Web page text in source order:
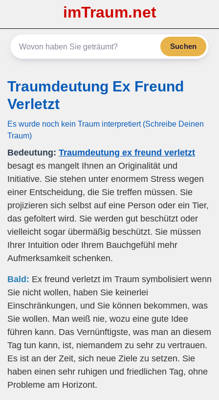
imTraum.net
Suchen
Traumdeutung Ex Freund
Verletzt
Es wurde noch kein Traum interpretiert (Schreibe Deinen
Traum)
Bedeutung: Traumdeutung ex freund verletzt
besagt es mangelt Ihnen an Originalität und
Initiative. Sie stehen unter enormem Stress wegen
einer Entscheidung, die Sie treffen müssen. Sie
projizieren sich selbst auf eine Person oder ein Tier,
das gefoltert wird. Sie werden gut beschützt oder
vielleicht sogar übermäßig beschützt. Sie müssen
Ihrer Intuition oder Ihrem Bauchgefühl mehr
Aufmerksamkeit schenken.
Bald: Ex freund verletzt im Traum symbolisiert wenn
Sie nicht wollen, haben Sie keinerlei
Einschränkungen, und Sie können bekommen, was
Sie wollen. Man weiß nie, wozu eine gute Idee
führen kann. Das Vernünftigste, was man an diesem
Tag tun kann, ist, niemandem zu sehr zu vertrauen.
Es ist an der Zeit, sich neue Ziele zu setzen. Sie
haben einen sehr ruhigen und friedlichen Tag, ohne
Probleme am Horizont.